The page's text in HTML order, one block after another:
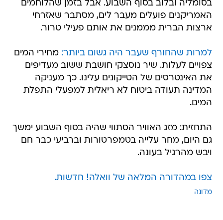
בסומליה ובלוב בסוף השבוע. אבל בזמן שהלוחמים
האמריקנים פועלים מעבר לים, מסתבר שאזרחי
ארצות הברית מממנים את אותם פעילי טרור.
למרות שהחורף שעבר היה גשום ביותר: מחירי המים
צפויים לעלות. שיר נוסצקי חושבת ששוב מעדיפים
את האינטרסים של הטייקונים עלינו. כך מעניקה
המדינה תעודה ביטוח לא ריאלית למפעלי התפלת
המים.
התחזית: מזג האוויר הסתווי שהיה בסוף השבוע ימשך
גם היום, מחר עלייה בטמפרטורות וברביעי כבר חם
ויבש מהרגיל בעונה.
צפו במהדורה המלאה של וואלה! חדשות.
מדונה